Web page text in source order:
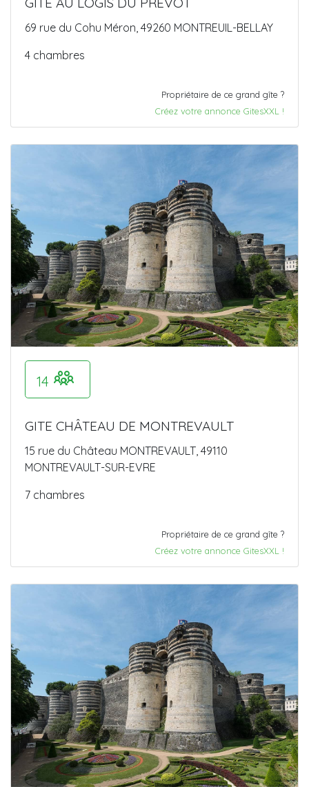
69 rue du Cohu Méron, 49260 MONTREUIL-BELLAY
4 chambres
Propriétaire de ce grand gîte ?
Créez votre annonce GitesXXL !
14
GITE CHÂTEAU DE MONTREVAULT
15 rue du Château MONTREVAULT, 49110
MONTREVAULT-SUR-EVRE
7 chambres
Propriétaire de ce grand gîte ?
Créez votre annonce GitesXXL !